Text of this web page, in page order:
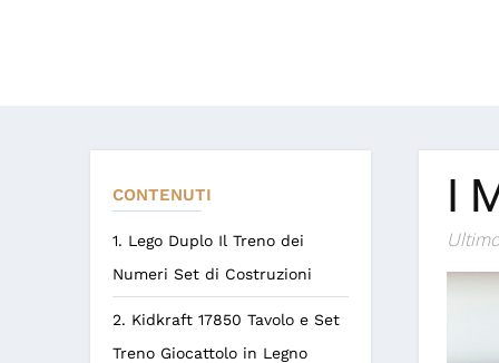
CONTENUTI
1. Lego Duplo Il Treno dei
Numeri Set di Costruzioni
2. Kidkraft 17850 Tavolo e Set
Treno Giocattolo in Legno
I